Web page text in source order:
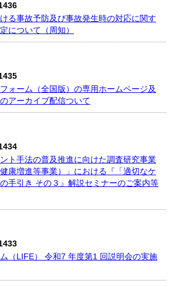
る事故予防及び事故発生時の対応に関す
について（周知）
ォーム（全国版）の専用ホームページ及
アーカイブ配信ついて
ト手法の普及推進に向けた調査研究事業
康増進等事業）」における『「適切なケ
手引き その３』解説セミナーのご案内等
（LIFE） 令和7 年度第1 回説明会の実施